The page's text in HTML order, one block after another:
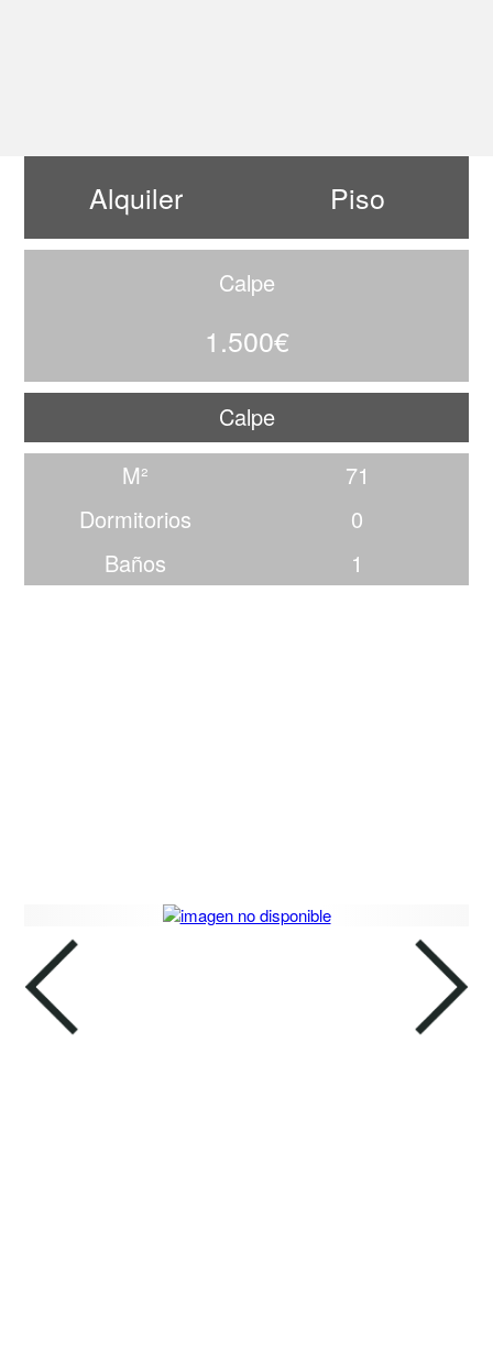
Alquiler Piso
Calpe
1.500€
Calpe
M²
71
Dormitorios
0
Baños
1